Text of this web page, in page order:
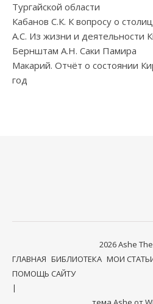
Тургайской области
Кабанов С.К. К вопросу о
А.С. Из жизни и деятельности
Бернштам А.Н. Саки Памира
Макарий. Отчёт о состоянии
год
2026 Ashe
ГЛАВНАЯ БИБЛИОТЕКА МОИ
ПОМОЩЬ САЙТУ